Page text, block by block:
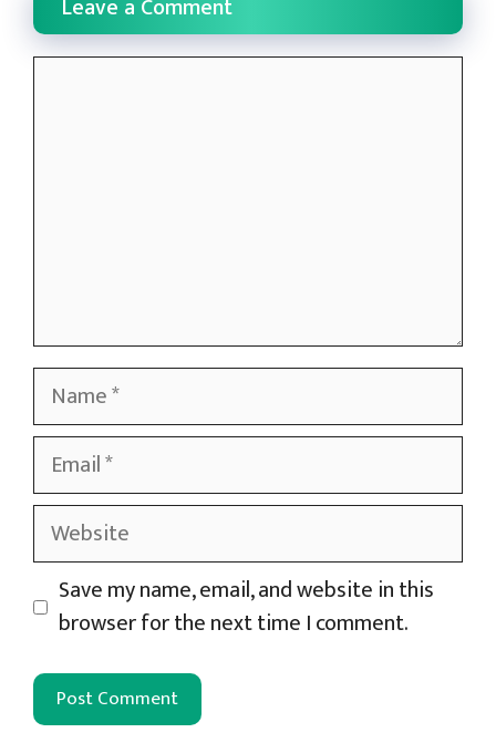
Leave a Comment
Name
Email
Website
Save my name, email, and website in this
browser for the next time I comment.